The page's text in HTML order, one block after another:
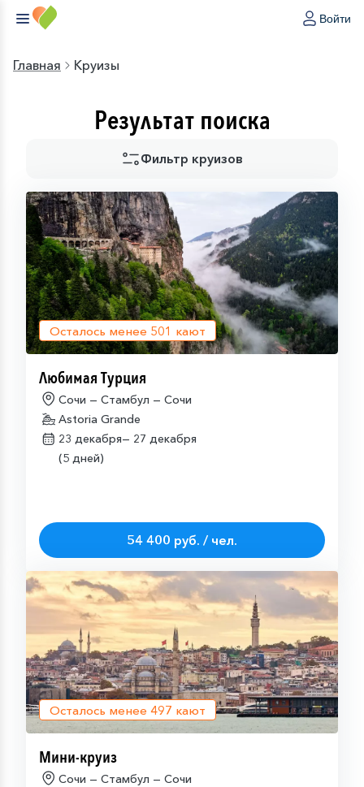
Войти
Главная Круизы
Результат поиска
Фильтр круизов
Осталось менее 501 кают
Любимая Турция
Сочи — Стамбул — Сочи
Astoria Grande
23 декабря— 27 декабря
(5 дней)
54 400 руб. / чел.
Осталось менее 497 кают
Мини-круиз
Сочи — Стамбул — Сочи